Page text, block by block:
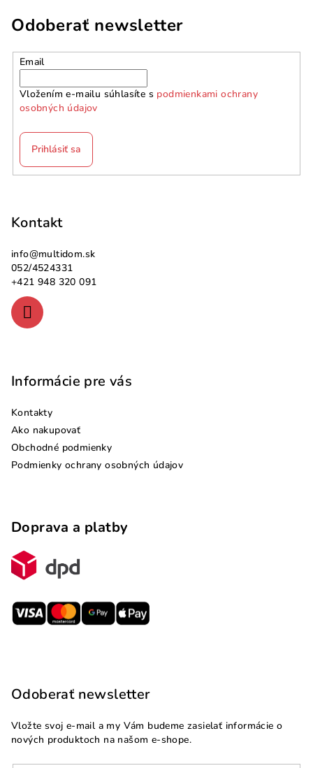
Odoberať newsletter
Email
Vložením e-mailu súhlasíte s podmienkami ochrany
osobných údajov
Prihlásiť sa
Kontakt
info@multidom.sk
052/4524331
+421 948 320 091
Informácie pre vás
Kontakty
Ako nakupovať
Obchodné podmienky
Podmienky ochrany osobných údajov
Doprava a platby
Odoberať newsletter
Vložte svoj e-mail a my Vám budeme zasielať informácie o
nových produktoch na našom e-shope.